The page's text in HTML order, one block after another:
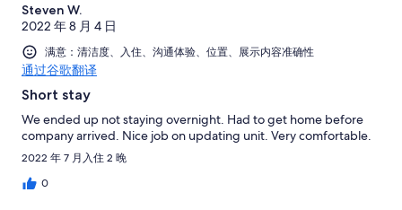
Steven W.
2022 年 8 月 4 日
满意：清洁度、入住、沟通体验、位置、展示内容准确性
通过谷歌翻译
Short stay
We ended up not staying overnight. Had to get home before
company arrived. Nice job on updating unit. Very comfortable.
2022 年 7 月入住 2 晚
0